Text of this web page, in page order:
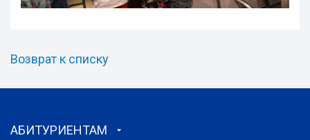
Возврат к списку
АБИТУРИЕНТАМ